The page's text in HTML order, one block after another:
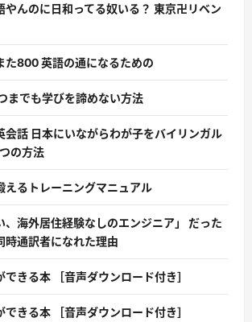
やんのに日和ってる奴いる？ 東京卍リベン
た800 英語の通になるための
までも学びを諦めない方法
会話 日本にいながらわが子をバイリンガル
の方法
えるトレーニングマニュアル
、海外居住経験なしのエンジニア」 だった
時通訳者になれた理由
できる本 ［音声ダウンロード付き］
できる本 ［音声ダウンロード付き］